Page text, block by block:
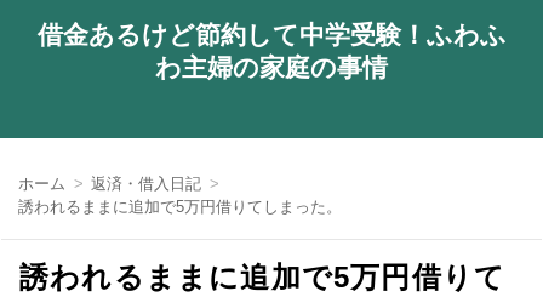
借金あるけど節約して中学受験！ふわふ
わ主婦の家庭の事情
ホーム
返済・借入日記
誘われるままに追加で5万円借りてしまった。
誘われるままに追加で5万円借りて